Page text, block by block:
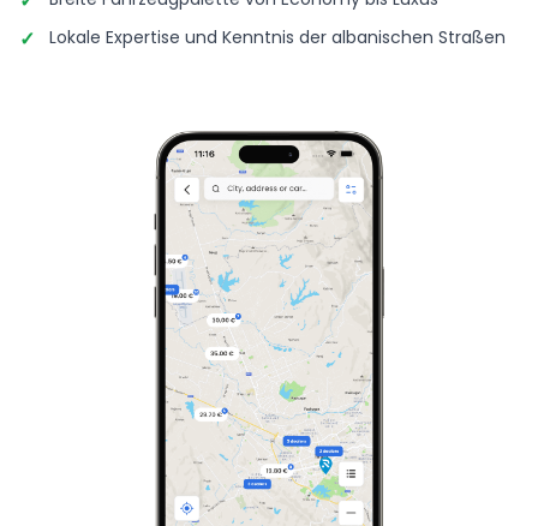
✓ Lokale Expertise und Kenntnis der albanischen Straßen